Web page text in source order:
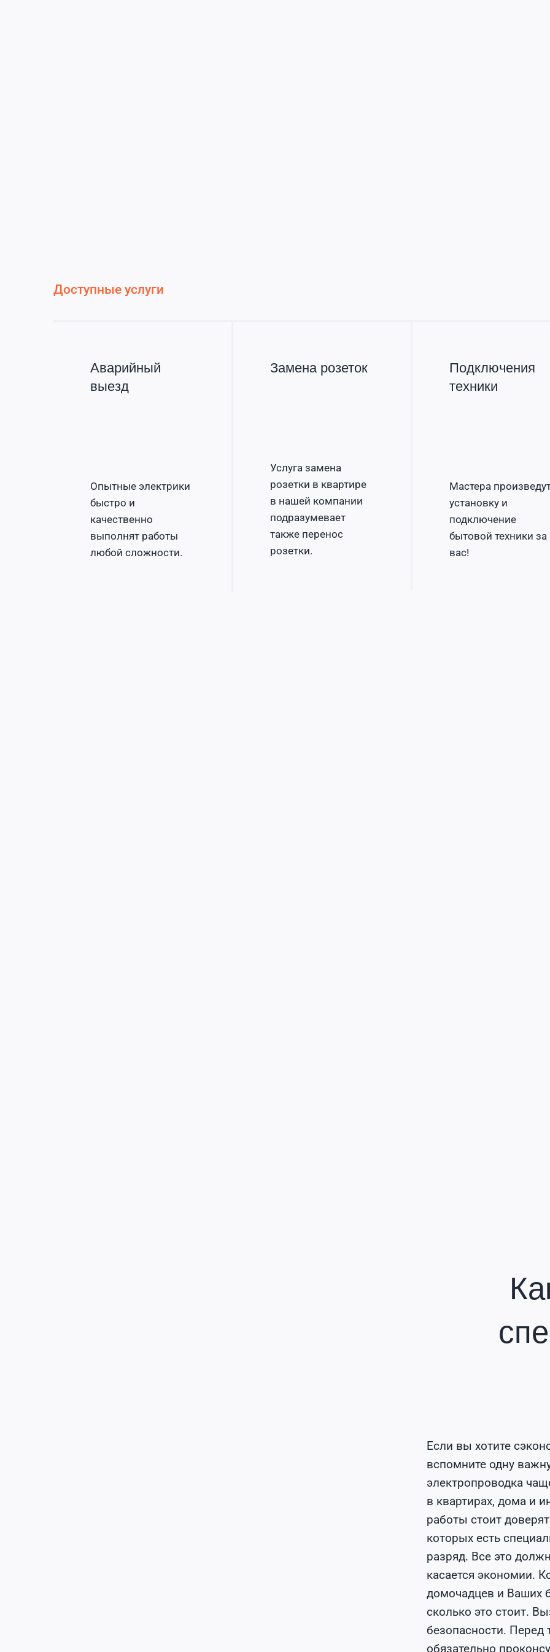
Доступные услуги
Аварийный
выезд
Опытные электрики
быстро и
качественно
выполнят работы
любой сложности.
Замена розеток
Услуга замена
розетки в квартире
в нашей компании
подразумевает
также перенос
розетки.
Подключения
техники
Мастера
установку и
подключение
бытовой техники за
вас!
Если вы хотите
вспомните одну
электропроводка
в квартирах, дома и
работы стоит
которых есть
разряд. Все это
касается экономии.
домочадцев и Ваших
сколько это стоит.
безопасности. Перед
обязательно